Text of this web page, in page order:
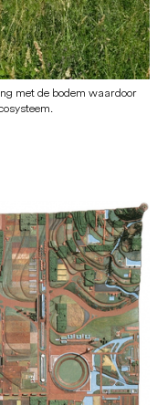
met de bodem waardoor